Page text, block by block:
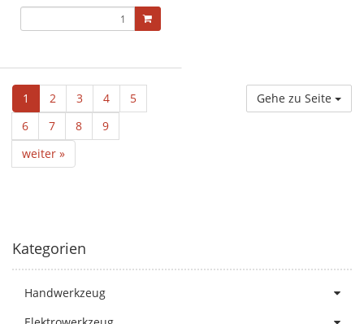
1 2 3 4
5
6
7 8
9
weiter »
Gehe zu Seite
Kategorien
Handwerkzeug